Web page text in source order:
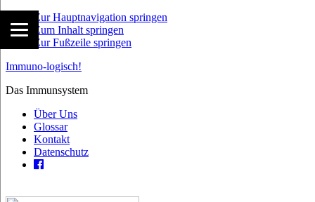
Zur Hauptnavigation springen
Zum Inhalt springen
Zur Fußzeile springen
Immuno-logisch!
Das Immunsystem
Über Uns
Glossar
Kontakt
Datenschutz